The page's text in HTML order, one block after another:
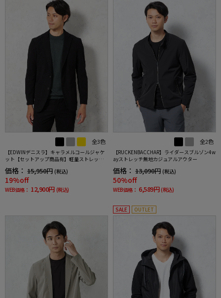
全3色
【EDWINデニスラ】キャラメルコールジャケ
ット【セットアップ商品有】軽量ストレッチ
価格： 15,950円 (税込)
19%off
WEB価格： 12,900円 (税込)
全2色
【RUCKENBACCHAR】ライダースブルゾン4w
ayストレッチ無地カジュアルアウター
価格： 13,090円 (税込)
50%off
WEB価格： 6,589円 (税込)
SALE OUTLET